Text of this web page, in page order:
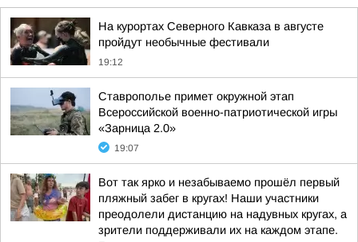
На курортах Северного Кавказа в августе
пройдут необычные фестивали
19:12
Ставрополье примет окружной этап
Всероссийской военно-патриотической игры
«Зарница 2.0»
19:07
Вот так ярко и незабываемо прошёл первый
пляжный забег в кругах! Наши участники
преодолели дистанцию на надувных кругах, а
зрители поддерживали их на каждом этапе.